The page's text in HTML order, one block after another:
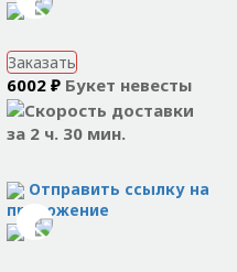
Заказать
6002 ₽ Букет невесты
за 2 ч. 30 мин.
Отправить ссылку на
приложение